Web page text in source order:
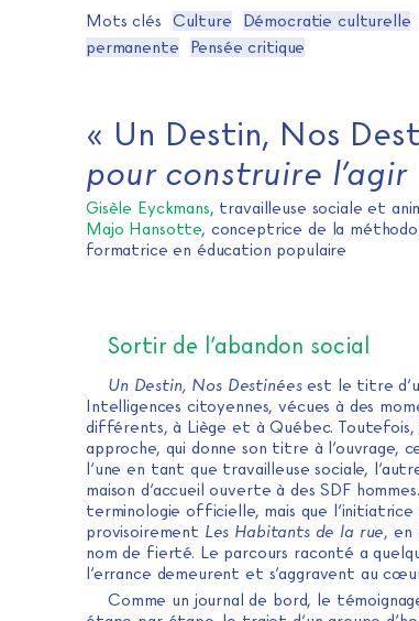
Mots clés Culture Démocratie culturelle
permanente
Pensée critique
« Un Destin, Nos
pour construire l’agir
Gisèle Eyckmans, travailleuse sociale et
Majo Hansotte, conceptrice de la
formatrice en éducation populaire
Sortir de l’abandon social
Un Destin, Nos Destinéesest le titre
Intelligences citoyennes, vécues à des
différents, à Liège et à Québec.
approche, qui donne son titre à l’ouvrage,
l’une en tant que travailleuse sociale,
maison d’accueil ouverte à des SDF
terminologie officielle, mais que l’initiatrice
provisoirement Les Habitants de la rue, en
nom de fierté. Le parcours raconté a
l’errance demeurent et s’aggravent au
Comme un journal de bord, le